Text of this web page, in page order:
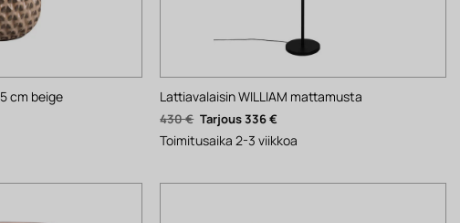
cm beige Lattiavalaisin WILLIAM mattamusta
430€ Alkuperäinen
hinta
oli:
430 €.
336€
on:
336 €.
Toimitusaika 2-3 viikkoa